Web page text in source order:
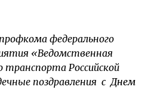
федерального
«Ведомственная
транспорта Российской
поздравления с Днем